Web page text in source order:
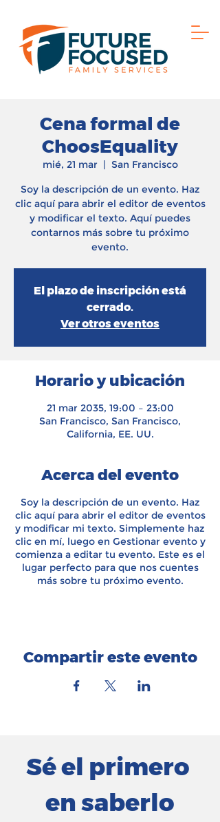
Cena formal de
ChoosEquality
mié, 21 mar
  |
San Francisco
Soy la descripción de un evento. Haz
clic aquí para abrir el editor de eventos
y modificar el texto. Aquí puedes
contarnos más sobre tu próximo
evento.
El plazo de inscripción está
cerrado.
Ver otros eventos
Horario y ubicación
21 mar 2035, 19:00 – 23:00
San Francisco, San Francisco,
California, EE. UU.
Acerca del evento
Soy la descripción de un evento. Haz
clic aquí para abrir el editor de eventos
y modificar mi texto. Simplemente haz
clic en mí, luego en Gestionar evento y
comienza a editar tu evento. Este es el
lugar perfecto para que nos cuentes
más sobre tu próximo evento.
Compartir este evento
Sé el primero
en saberlo